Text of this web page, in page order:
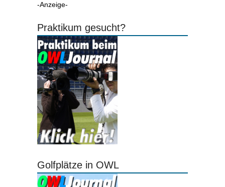
-Anzeige-
Praktikum gesucht?
Golfplätze in OWL